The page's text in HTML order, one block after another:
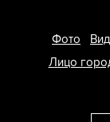
Фото
Лицо